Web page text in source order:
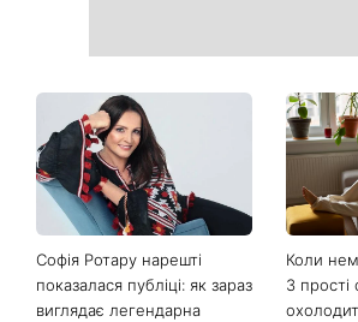
Софія Ротару нарешті
показалася публіці: як зараз
виглядає легендарна
Коли
3 прості